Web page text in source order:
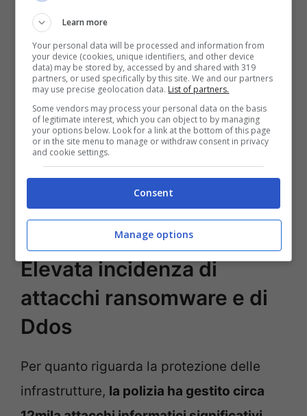
In generale, i reati contro la persona
perpetrati attraverso la rete sono in
aumento. Tra questi,1500 casi di
sextortion
, le cui vittime maggiorenni
sono state principalmente uomini. E 264
casi di diffusione non consensuale di
nei confronti di donne. Tutto ciò ha portato
alla denuncia di oltre 200 persone.
Elevata incidenza di
attacchi ransomware e di
Ddos
Per quanto riguarda la protezione delle
infrastrutture, la polizia ha gestito circa
Learn more
Your personal data will be processed and information from
your device (cookies, unique identifiers, and other device
data) may be stored by, accessed by and shared with 319
partners, or used specifically by this site. We and our partners
may use precise geolocation data. List of partners.
Some vendors may process your personal data on the basis
of legitimate interest, which you can object to by managing
your options below. Look for a link at the bottom of this page
or in the site menu to manage or withdraw consent in privacy
and cookie settings.
Consent
Manage options